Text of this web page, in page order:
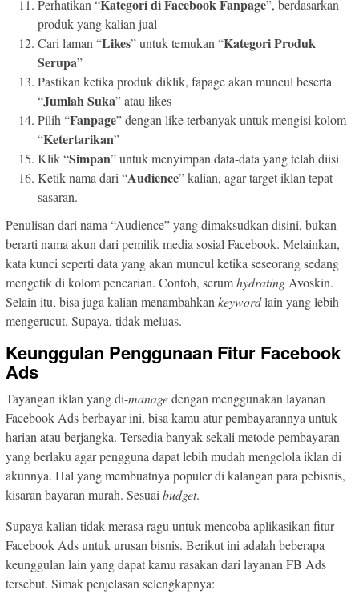
Perhatikan “Kategori di Facebook Fanpage”, berdasarkan
produk yang kalian jual
Cari laman “Likes” untuk temukan “Kategori Produk
Serupa”
Pastikan ketika produk diklik, fapage akan muncul beserta
“Jumlah Suka” atau likes
Pilih “Fanpage” dengan like terbanyak untuk mengisi kolom
“Ketertarikan”
Klik “Simpan” untuk menyimpan data-data yang telah diisi
Ketik nama dari “Audience” kalian, agar target iklan tepat
sasaran.
Penulisan dari nama “Audience” yang dimaksudkan disini, bukan
berarti nama akun dari pemilik media sosial Facebook. Melainkan,
kata kunci seperti data yang akan muncul ketika seseorang sedang
mengetik di kolom pencarian. Contoh, serumhydrating Avoskin.
Selain itu, bisa juga kalian menambahkan keywordlain yang lebih
mengerucut. Supaya, tidak meluas.
Keunggulan Penggunaan Fitur Facebook
Ads
Tayangan iklan yang di-managedengan menggunakan layanan
Facebook Ads berbayar ini, bisa kamu atur pembayarannya untuk
harian atau berjangka. Tersedia banyak sekali metode pembayaran
yang berlaku agar pengguna dapat lebih mudah mengelola iklan di
akunnya. Hal yang membuatnya populer di kalangan para pebisnis,
kisaran bayaran murah. Sesuai budget.
Supaya kalian tidak merasa ragu untuk mencoba aplikasikan fitur
Facebook Ads untuk urusan bisnis. Berikut ini adalah beberapa
keunggulan lain yang dapat kamu rasakan dari layanan FB Ads
tersebut. Simak penjelasan selengkapnya: